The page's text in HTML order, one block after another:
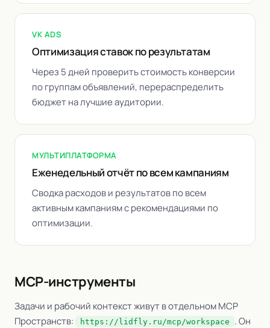
VK ADS
Оптимизация ставок по результатам
Через 5 дней проверить стоимость конверсии
по группам объявлений, перераспределить
бюджет на лучшие аудитории.
МУЛЬТИПЛАТФОРМА
Еженедельный отчёт по всем кампаниям
Сводка расходов и результатов по всем
активным кампаниям с рекомендациями по
оптимизации.
MCP-инструменты
Задачи и рабочий контекст живут в отдельном MCP
Пространств:
https://lidfly.ru/mcp/workspace
. Он